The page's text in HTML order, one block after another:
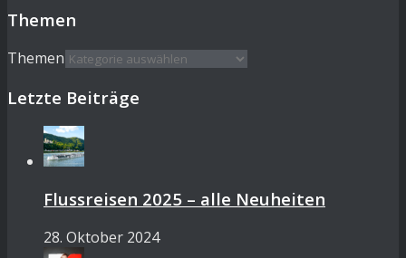
Themen
Themen
Letzte Beiträge
Flussreisen 2025 – alle Neuheiten
28. Oktober 2024